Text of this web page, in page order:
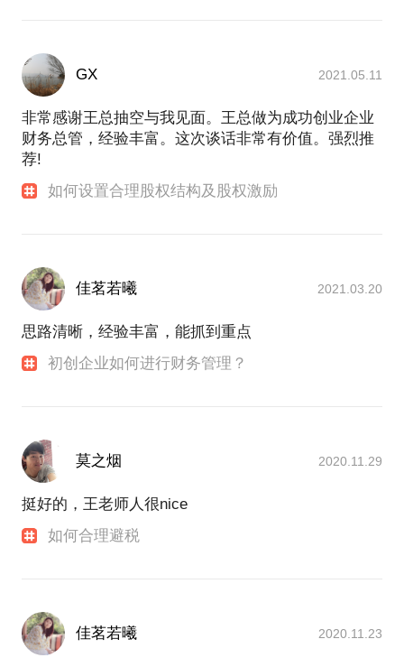
GX 2021.05.11
非常感谢王总抽空与我见面。王总做为成功创业企业
财务总管，经验丰富。这次谈话非常有价值。强烈推
荐!
如何设置合理股权结构及股权激励
佳茗若曦 2021.03.20
思路清晰，经验丰富，能抓到重点
初创企业如何进行财务管理？
莫之烟 2020.11.29
挺好的，王老师人很nice
如何合理避税
佳茗若曦 2020.11.23